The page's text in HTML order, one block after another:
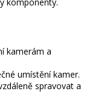
kamerám a
umístění kamer.
spravovat a